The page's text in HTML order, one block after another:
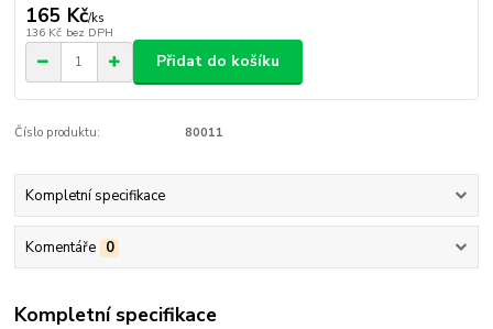
165 Kč/ks
136 Kč bez DPH
Přidat do košíku
Číslo produktu: 80011
Kompletní specifikace
Komentáře 0
Kompletní specifikace